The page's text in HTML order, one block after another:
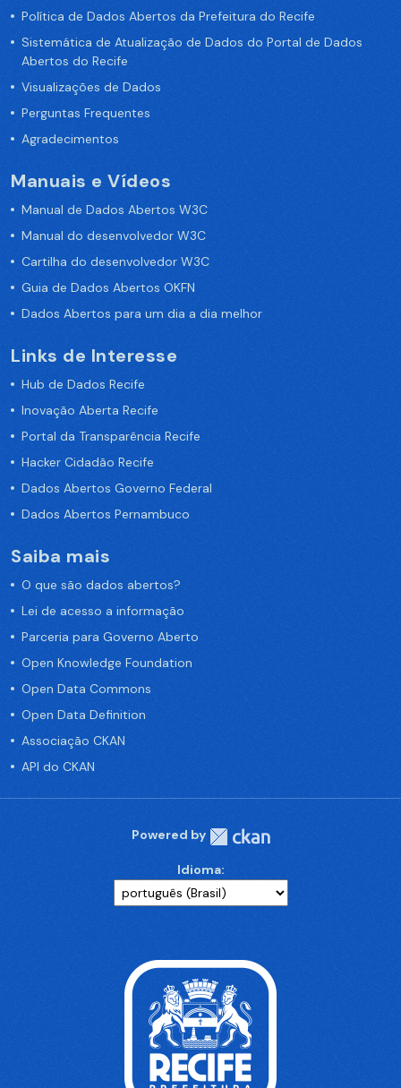
Política de Dados Abertos da Prefeitura do Recife
Sistemática de Atualização de Dados do Portal de Dados
Abertos do Recife
Visualizações de Dados
Perguntas Frequentes
Agradecimentos
Manuais e Vídeos
Manual de Dados Abertos W3C
Manual do desenvolvedor W3C
Cartilha do desenvolvedor W3C
Guia de Dados Abertos OKFN
Dados Abertos para um dia a dia melhor
Links de Interesse
Hub de Dados Recife
Inovação Aberta Recife
Portal da Transparência Recife
Hacker Cidadão Recife
Dados Abertos Governo Federal
Dados Abertos Pernambuco
Saiba mais
O que são dados abertos?
Lei de acesso a informação
Parceria para Governo Aberto
Open Knowledge Foundation
Open Data Commons
Open Data Definition
Associação CKAN
API do CKAN
Powered by
Idioma